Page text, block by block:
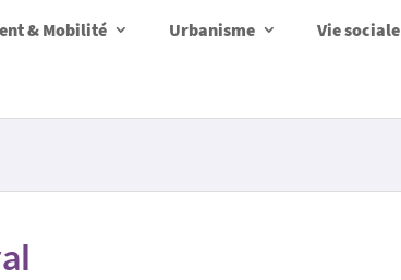
& Mobilité Urbanisme Vie sociale